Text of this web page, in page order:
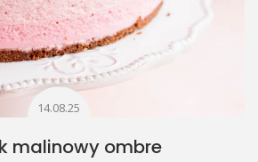
14.08.25
malinowy ombre